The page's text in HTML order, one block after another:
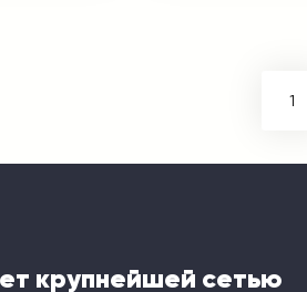
1
крупнейшей сетью